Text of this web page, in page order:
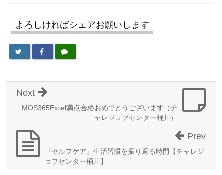
よろしければシェアお願いします
MOS365Excel満点合格おめでとうございます（チ
ャレジョブセンター桶川）
Next
『セルフケア』生活習慣を振り返る時間【チャレジ
ョブセンター桶川】
Prev